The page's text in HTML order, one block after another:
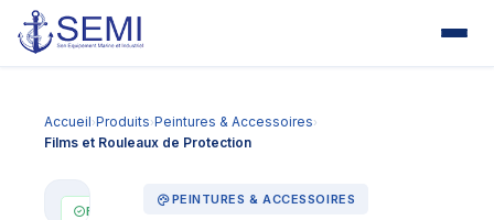
Accueil›Produits›Peintures & Accessoires›
Films et Rouleaux de Protection
En stock
PEINTURES & ACCESSOIRES